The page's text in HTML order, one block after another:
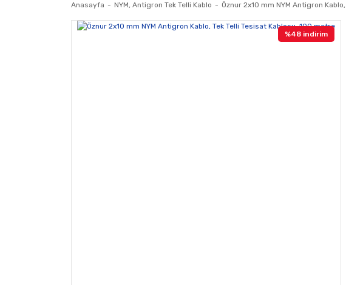
Anasayfa NYM, Antigron Tek Telli Kablo Öznur 2x10 mm NYM Antigron
%48 indirim